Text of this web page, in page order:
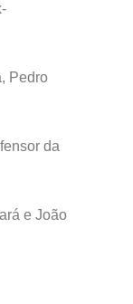
Pedro
da
e João